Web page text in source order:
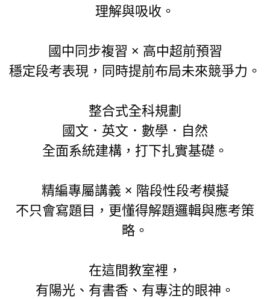
理解與吸收。
國中同步複習 × 高中超前預習
穩定段考表現，同時提前布局未來競爭力。
整合式全科規劃
國文．英文．數學．自然
全面系統建構，打下扎實基礎。
精編專屬講義 × 階段性段考模擬
不只會寫題目，更懂得解題邏輯與應考策
略。
在這間教室裡，
有陽光、有書香、有專注的眼神。